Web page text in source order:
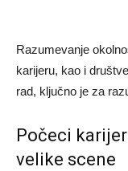
Razumevanje
karijeru, kao i
rad, ključno je za
Počeci
velike scene